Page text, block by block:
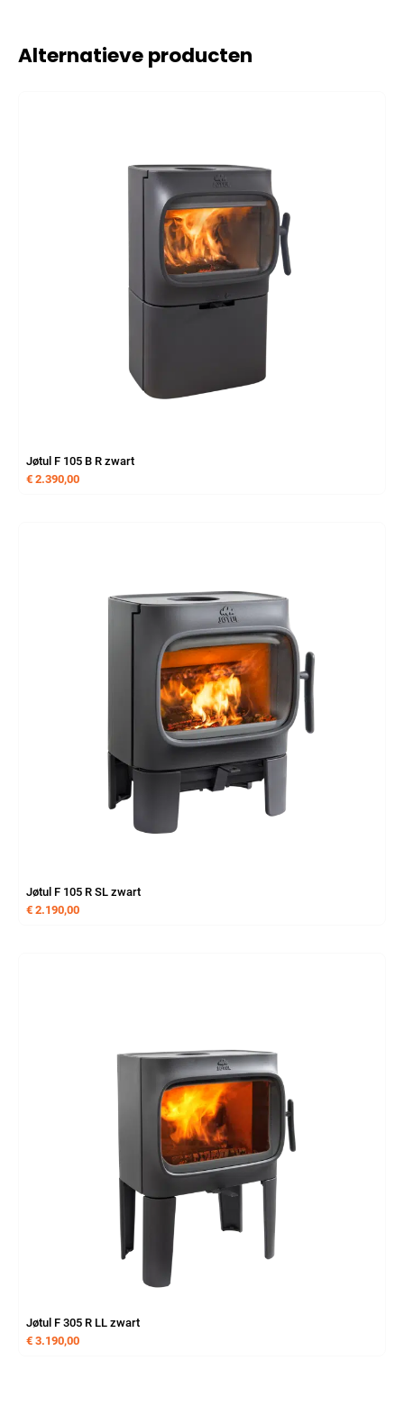
Alternatieve producten
Jøtul F 105 B R zwart
€ 2.390,00
Jøtul F 105 R SL zwart
€ 2.190,00
Jøtul F 305 R LL zwart
€ 3.190,00